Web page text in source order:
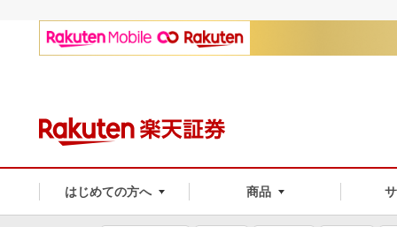
はじめての方へ 商品